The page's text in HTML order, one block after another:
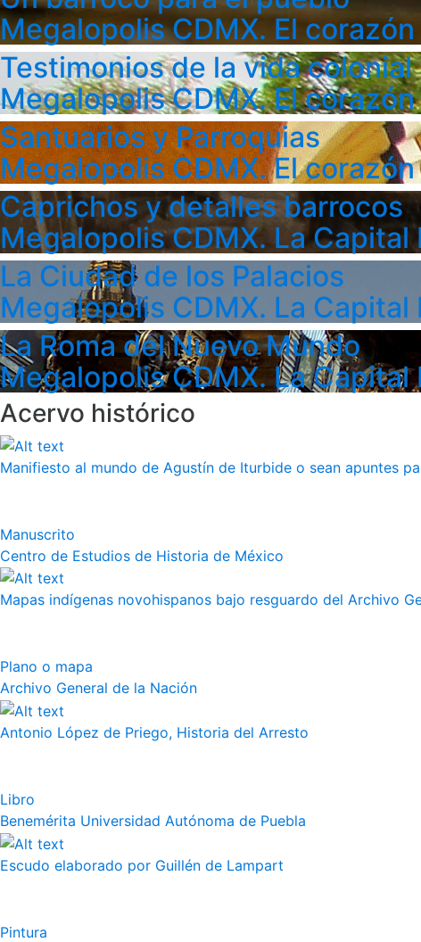
Megalopolis CDMX. El
Testimonios de la vida colonial
Megalopolis CDMX. El
Santuarios y Parroquias
Megalopolis CDMX. El
Caprichos y detalles barrocos
Megalopolis CDMX. La Capital
La Ciudad de los Palacios
Megalopolis CDMX. La Capital
La Roma del Nuevo Mundo
Megalopolis CDMX. La Capital
Acervo histórico
Manifiesto al mundo de Agustín de Iturbide o sean apuntes
Manuscrito
Centro de Estudios de Historia de México
Mapas indígenas novohispanos bajo resguardo del Archivo
Plano o mapa
Archivo General de la Nación
Antonio López de Priego, Historia del Arresto
Libro
Benemérita Universidad Autónoma de Puebla
Escudo elaborado por Guillén de Lampart
Pintura